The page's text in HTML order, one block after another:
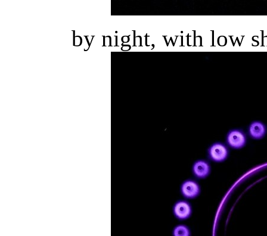
by night, with low